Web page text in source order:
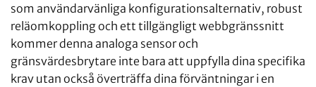
som användarvänliga konfigurationsalternativ, robust
reläomkoppling och ett tillgängligt webbgränssnitt
kommer denna analoga sensor och
gränsvärdesbrytare inte bara att uppfylla dina specifika
krav utan också överträffa dina förväntningar i en